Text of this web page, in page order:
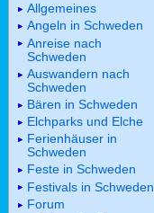
Allgemeines
Angeln in Schweden
Anreise nach
Schweden
Auswandern nach
Schweden
Bären in Schweden
Elchparks und Elche
Ferienhäuser in
Schweden
Feste in Schweden
Festivals in Schweden
Forum